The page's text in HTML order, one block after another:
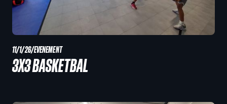
11/1/26/EVENEMENT
3X3 BASKETBAL